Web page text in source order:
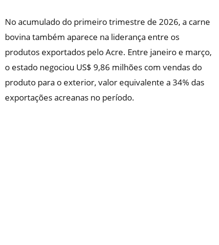
No acumulado do primeiro trimestre de 2026, a carne
bovina também aparece na liderança entre os
produtos exportados pelo Acre. Entre janeiro e março,
o estado negociou US$ 9,86 milhões com vendas do
produto para o exterior, valor equivalente a 34% das
exportações acreanas no período.